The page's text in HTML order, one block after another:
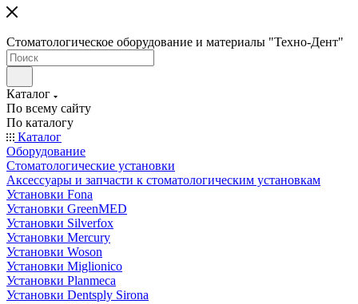
Стоматологическое оборудование и материалы "Техно-Дент"
Каталог
По всему сайту
По каталогу
Каталог
Оборудование
Стоматологические установки
Аксессуары и запчасти к стоматологическим установкам
Установки Fona
Установки GreenMED
Установки Silverfox
Установки Mercury
Установки Woson
Установки Miglionico
Установки Planmeca
Установки Dentsply Sirona